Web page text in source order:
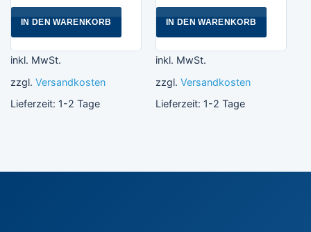
IN DEN WARENKORB
inkl. MwSt.
zzgl. Versandkosten
Lieferzeit: 1-2 Tage
IN DEN WARENKORB
inkl. MwSt.
zzgl. Versandkosten
Lieferzeit: 1-2 Tage